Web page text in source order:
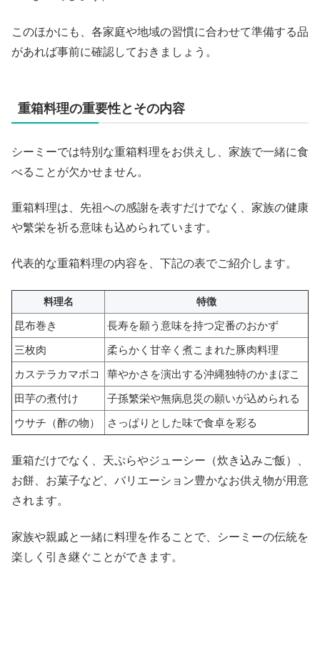
このほかにも、各家庭や地域の習慣に合わせて準備する品
があれば事前に確認しておきましょう。
重箱料理の重要性とその内容
シーミーでは特別な重箱料理をお供えし、家族で一緒に食
べることが欠かせません。
重箱料理は、先祖への感謝を表すだけでなく、家族の健康
や繁栄を祈る意味も込められています。
代表的な重箱料理の内容を、下記の表でご紹介します。
料理名 特徴
昆布巻き
長寿を願う意味を持つ定番のおかず
三枚肉
柔らかく甘辛く煮こまれた豚肉料理
カステラカマボコ
華やかさを演出する沖縄独特のかまぼこ
田芋の煮付け
子孫繁栄や無病息災の願いが込められる
ウサチ（酢の物）
さっぱりとした味で食卓を彩る
重箱だけでなく、天ぷらやジューシー（炊き込みご飯）、
お餅、お菓子など、バリエーション豊かなお供え物が用意
されます。
家族や親戚と一緒に料理を作ることで、シーミーの伝統を
楽しく引き継ぐことができます。